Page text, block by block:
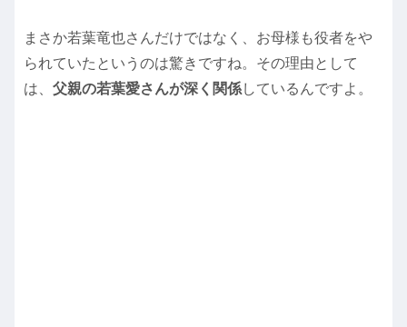
まさか若葉竜也さんだけではなく、お母様も役者をや
られていたというのは驚きですね。その理由として
は、 父親の若葉愛さんが深く関係しているんですよ。